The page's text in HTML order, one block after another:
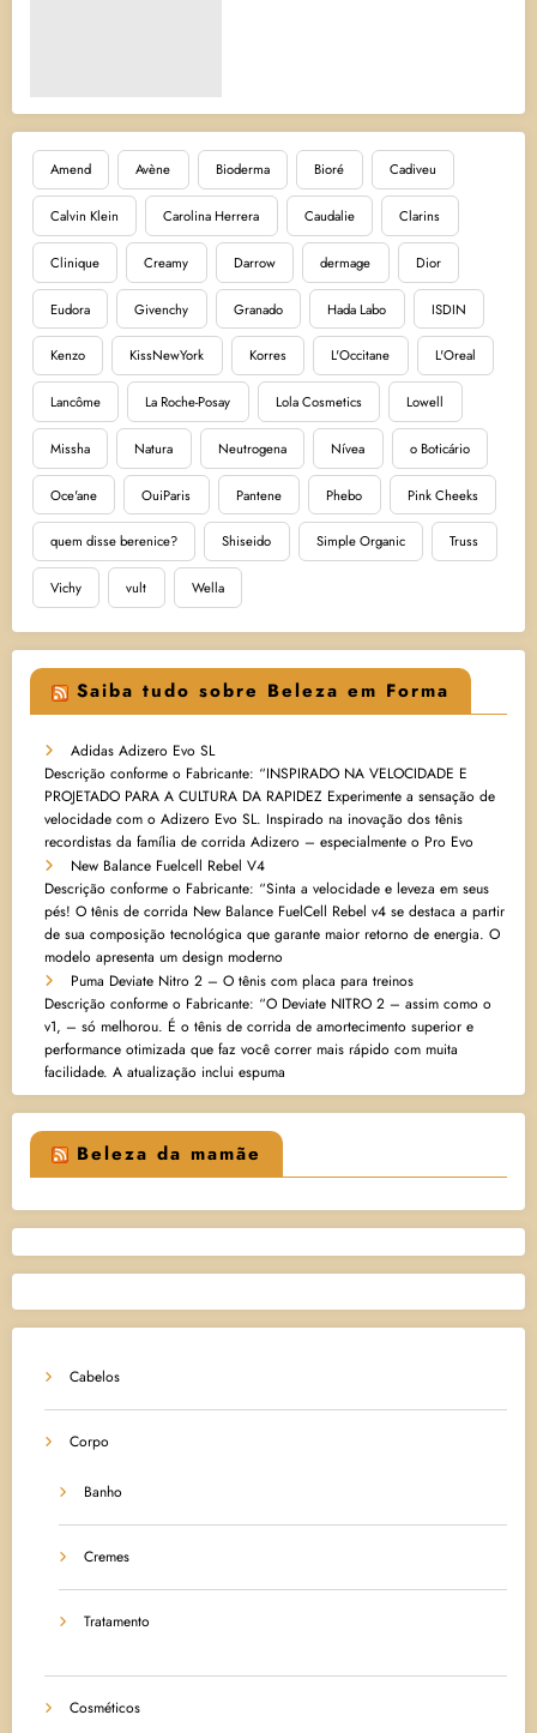
Amend Avène Bioderma Bioré Cadiveu
Calvin Klein Carolina Herrera Caudalie Clarins
Clinique Creamy Darrow dermage Dior
Eudora Givenchy Granado Hada Labo ISDIN
Kenzo KissNewYork Korres L'Occitane L'Oreal
Lancôme La Roche-Posay Lola Cosmetics Lowell
Missha Natura Neutrogena Nívea o Boticário
Oce'ane OuiParis Pantene Phebo Pink Cheeks
quem disse berenice? Shiseido Simple Organic Truss
Vichy vult Wella
Saiba tudo sobre Beleza em Forma
Adidas Adizero Evo SL
Descrição conforme o Fabricante: “INSPIRADO NA VELOCIDADE E
PROJETADO PARA A CULTURA DA RAPIDEZ Experimente a sensação de
velocidade com o Adizero Evo SL. Inspirado na inovação dos tênis
recordistas da família de corrida Adizero – especialmente o Pro Evo
New Balance Fuelcell Rebel V4
Descrição conforme o Fabricante: “Sinta a velocidade e leveza em seus
pés! O tênis de corrida New Balance FuelCell Rebel v4 se destaca a partir
de sua composição tecnológica que garante maior retorno de energia. O
modelo apresenta um design moderno
Puma Deviate Nitro 2 – O tênis com placa para treinos
Descrição conforme o Fabricante: “O Deviate NITRO 2 – assim como o
v1, – só melhorou. É o tênis de corrida de amortecimento superior e
performance otimizada que faz você correr mais rápido com muita
facilidade. A atualização inclui espuma
Beleza da mamãe
Cabelos
Corpo
Banho
Cremes
Tratamento
Cosméticos